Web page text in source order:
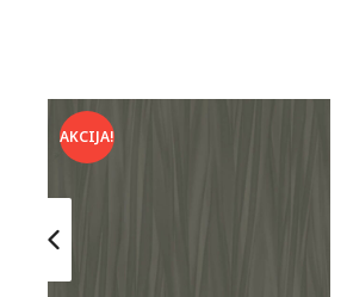
AKCIJA!